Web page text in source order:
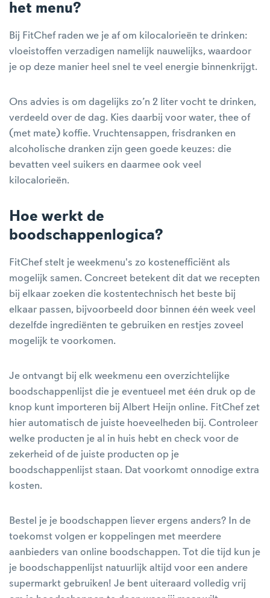
het menu?
Bij FitChef raden we je af om kilocalorieën te drinken:
vloeistoffen verzadigen namelijk nauwelijks, waardoor
je op deze manier heel snel te veel energie binnenkrijgt.
Ons advies is om dagelijks zo’n 2 liter vocht te drinken,
verdeeld over de dag. Kies daarbij voor water, thee of
(met mate) koffie. Vruchtensappen, frisdranken en
alcoholische dranken zijn geen goede keuzes: die
bevatten veel suikers en daarmee ook veel
kilocalorieën.
Hoe werkt de
boodschappenlogica?
FitChef stelt je weekmenu's zo kostenefficiënt als
mogelijk samen. Concreet betekent dit dat we recepten
bij elkaar zoeken die kostentechnisch het beste bij
elkaar passen, bijvoorbeeld door binnen één week veel
dezelfde ingrediënten te gebruiken en restjes zoveel
mogelijk te voorkomen.
Je ontvangt bij elk weekmenu een overzichtelijke
boodschappenlijst die je eventueel met één druk op de
knop kunt importeren bij Albert Heijn online. FitChef zet
hier automatisch de juiste hoeveelheden bij. Controleer
welke producten je al in huis hebt en check voor de
zekerheid of de juiste producten op je
boodschappenlijst staan. Dat voorkomt onnodige extra
kosten.
Bestel je je boodschappen liever ergens anders? In de
toekomst volgen er koppelingen met meerdere
aanbieders van online boodschappen. Tot die tijd kun je
je boodschappenlijst natuurlijk altijd voor een andere
supermarkt gebruiken! Je bent uiteraard volledig vrij